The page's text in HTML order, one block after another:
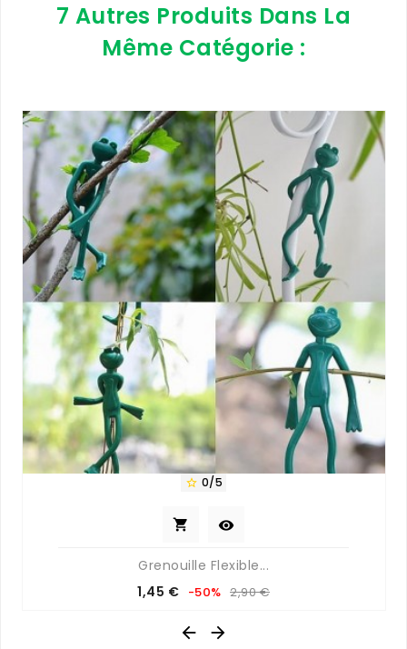
7 Autres Produits Dans La
Même Catégorie :
 0/5
 
Grenouille Flexible...
Prix
1,45 € Prix
base
-50% 2,90 €
 